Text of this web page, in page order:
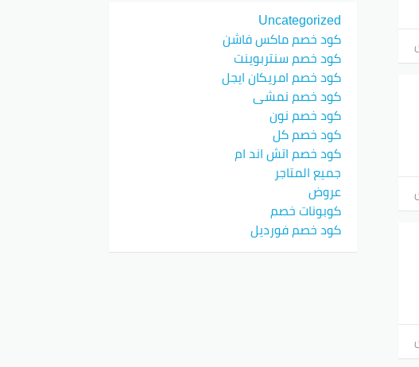
Uncategorized
كود خصم ماكس فاشن
كود خصم سنتربوينت
كود خصم امريكان ايجل
كود خصم نمشي
كود خصم نون
كود خصم كل
كود خصم اتش اند ام
جميع المتاجر
عروض
كوبونات خصم
كود خصم فورديل